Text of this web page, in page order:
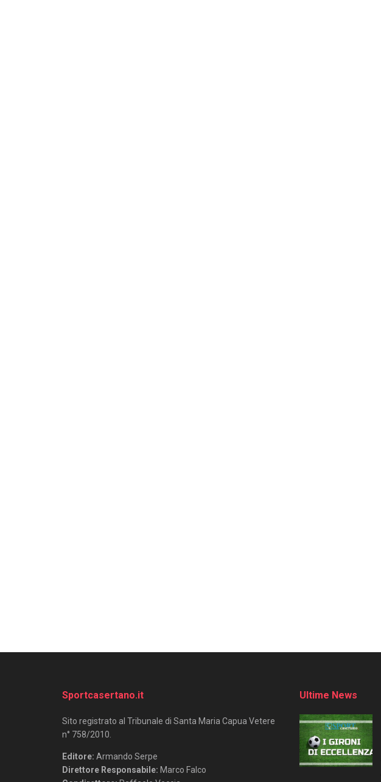
Sportcasertano.it
Sito registrato al Tribunale di Santa Maria Capua Vetere
n° 758/2010.
Editore: Armando Serpe
Direttore Responsabile: Marco Falco
Ultime News